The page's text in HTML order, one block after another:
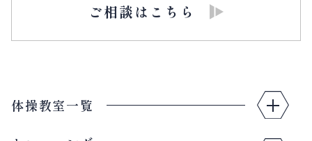
ご相談はこちら
体操教室一覧